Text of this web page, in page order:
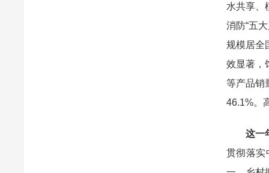
水共享、
消防“五
规模居全
效显著，
等产品销
46.1%。
这一
贯彻落实